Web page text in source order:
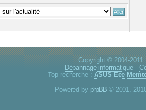
Copyright © 2004-
Dépannage informatique -
Top recherche : ASUS Eee
Powered by phpBB © 2001,